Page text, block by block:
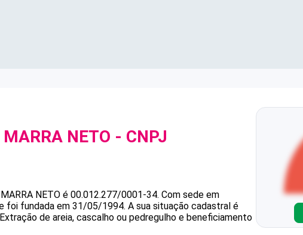
NETO - CNPJ
NETO é 00.012.277/0001-34. Com sede em
foi fundada em 31/05/1994. A sua situação cadastral é
de areia, cascalho ou pedregulho e beneficiamento